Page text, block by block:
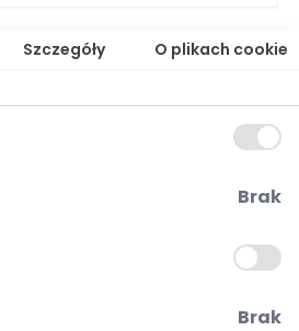
posadzki betonowe
posiadać wysoką odporność na
ryzyko ich degradacji oraz
Szczegóły O plikach cookie
Brak
Brak